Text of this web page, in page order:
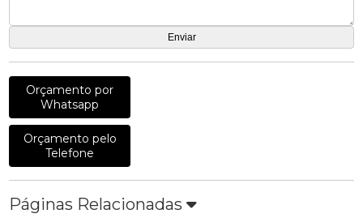
Orçamento por
Whatsapp
Orçamento pelo
Telefone
Páginas Relacionadas